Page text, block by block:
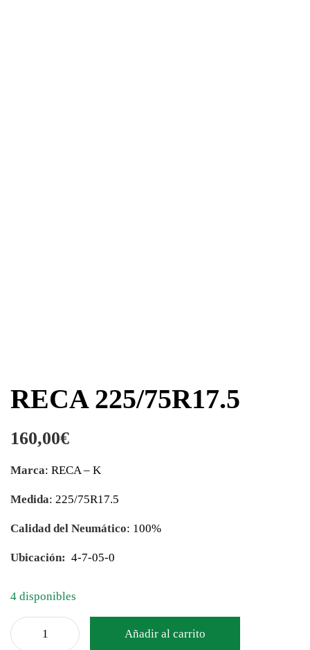
RECA 225/75R17.5
160,00€
Marca: RECA – K
Medida: 225/75R17.5
Calidad del Neumático: 100%
Ubicación: 4-7-05-0
4 disponibles
Añadir al carrito